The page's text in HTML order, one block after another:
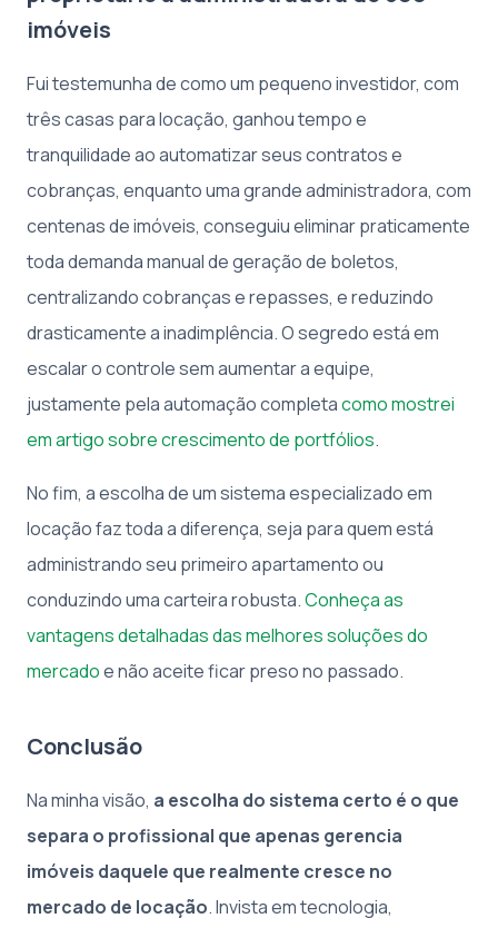
imóveis
Fui testemunha de como um pequeno investidor, com
três casas para locação, ganhou tempo e
tranquilidade ao automatizar seus contratos e
cobranças, enquanto uma grande administradora, com
centenas de imóveis, conseguiu eliminar praticamente
toda demanda manual de geração de boletos,
centralizando cobranças e repasses, e reduzindo
drasticamente a inadimplência. O segredo está em
escalar o controle sem aumentar a equipe,
justamente pela automação completacomo mostrei
em artigo sobre crescimento de portfólios.
No fim, a escolha de um sistema especializado em
locação faz toda a diferença, seja para quem está
administrando seu primeiro apartamento ou
conduzindo uma carteira robusta.Conheça as
vantagens detalhadas das melhores soluções do
mercadoe não aceite ficar preso no passado.
Conclusão
Na minha visão, a escolha do sistema certo é o que
separa o profissional que apenas gerencia
imóveis daquele que realmente cresce no
mercado de locação. Invista em tecnologia,